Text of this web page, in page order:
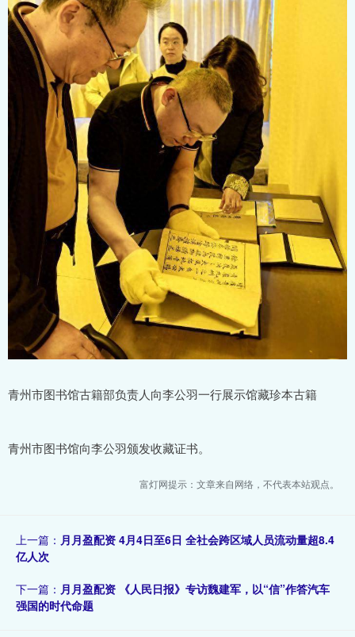
青州市图书馆古籍部负责人向李公羽一行展示馆藏珍本古籍
青州市图书馆向李公羽颁发收藏证书。
富灯网提示：文章来自网络，不代表本站观点。
上一篇： 月月盈配资 4月4日至6日 全社会跨区域人员流动量超8.4
亿人次
下一篇： 月月盈配资 《人民日报》专访魏建军，以“信”作答汽车
强国的时代命题